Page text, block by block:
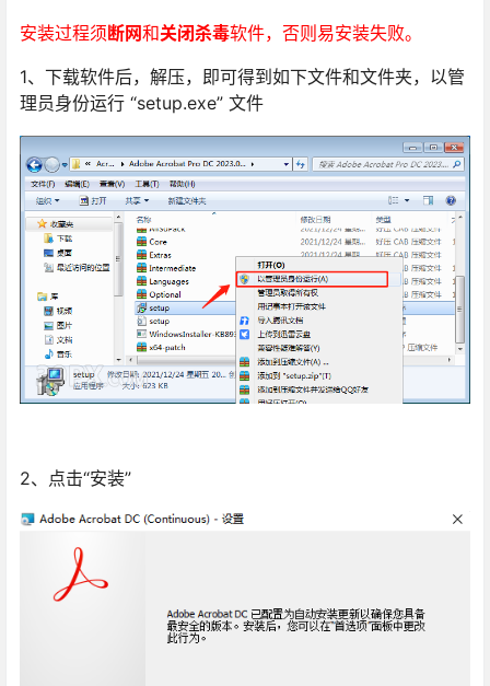
安装过程须断网和关闭杀毒软件，否则易安装失败。
1、下载软件后，解压，即可得到如下文件和文件夹，以管
理员身份运行 “setup.exe” 文件
2、点击“安装”